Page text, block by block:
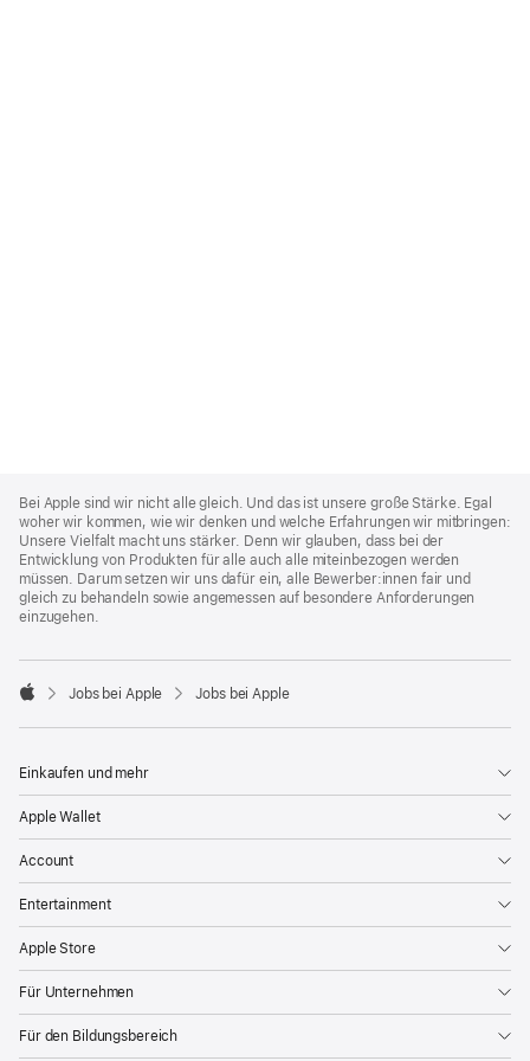
Footer
Bei Apple sind wir nicht alle gleich. Und das ist unsere große Stärke. Egal
woher wir kommen, wie wir denken und welche Erfahrungen wir mitbringen:
Unsere Vielfalt macht uns stärker. Denn wir glauben, dass bei der
Entwicklung von Produkten für alle auch alle miteinbezogen werden
müssen. Darum setzen wir uns dafür ein, alle Bewerber:innen fair und
gleich zu behandeln sowie angemessen auf besondere Anforderungen
einzugehen.

Jobs bei Apple Jobs bei Apple
Einkaufen und mehr
Apple Wallet
Account
Entertainment
Apple Store
Für Unternehmen
Für den Bildungsbereich